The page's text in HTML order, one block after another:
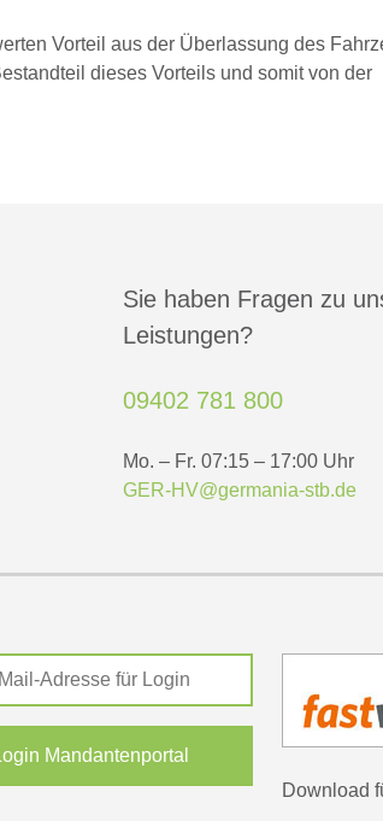
Vorteil aus der Überlassung des
dieses Vorteils und somit von der
Sie haben Fragen zu
Leistungen?
09402 781 800
Mo. – Fr. 07:15 – 17:00 Uhr
GER-HV@germania-stb.de
Mandantenportal
Download